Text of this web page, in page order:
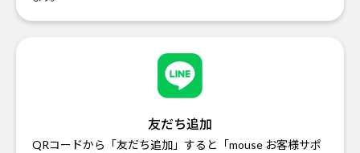
友だち追加
QRコードから「友だち追加」すると「mouse お客様サポ